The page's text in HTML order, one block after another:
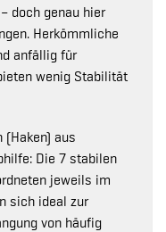
doch genau hier
Herkömmliche
anfällig für
wenig Stabilität
(Haken) aus
Die 7 stabilen
jeweils im
sich ideal zur
von häufig